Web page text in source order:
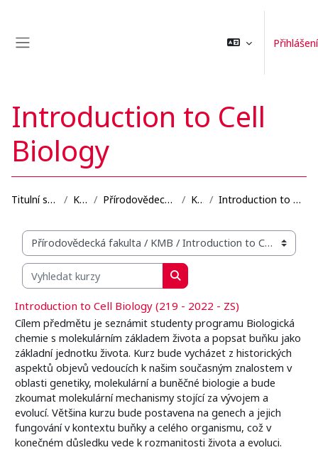
Přihlášení
Introduction to Cell
Biology
Titulní stránka Kurzy Přírodovědecká fakulta KMB Introduction to Cell Biology
Organizační struktura kurzů
Vyhledat kurzy
Vyhledat kurzy
Introduction to Cell Biology (219 - 2022 - ZS)
Cílem předmětu je seznámit studenty programu Biologická
chemie s molekulárním základem života a popsat buňku jako
základní jednotku života. Kurz bude vycházet z historických
aspektů objevů vedoucích k našim současným znalostem v
oblasti genetiky, molekulární a buněčné biologie a bude
zkoumat molekulární mechanismy stojící za vývojem a
evolucí. Většina kurzu bude postavena na genech a jejich
fungování v kontextu buňky a celého organismu, což v
konečném důsledku vede k rozmanitosti života a evoluci.